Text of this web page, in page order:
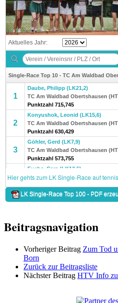
Beitragsnavigation
Vorheriger Beitrag Zum Tod
Born
Zurück zur Beitragsliste
Nächster Beitrag HTV Info